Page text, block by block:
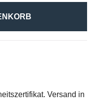
Wert ein
Versand in